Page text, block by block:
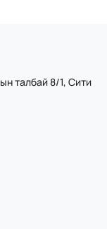
талбай 8/1, Сити